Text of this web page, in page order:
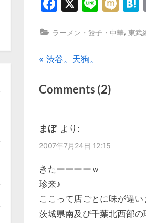
ラーメン・餃子・中華, 東武
投
稿
ナ
ビ
ー
シ
P
e
v
o
u
s
s
渋谷。天狗。
Comments (2)
“五
まぼ より:
2007年7月24日 12:15
きたーーーーｗ
珍来♪
ここって店ごとに味が違い
茨城県南及び千葉北西部